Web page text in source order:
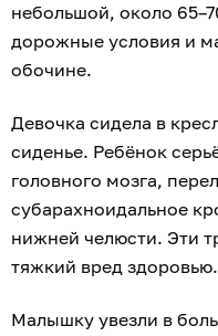
небольшой, около
дорожные условия и
обочине.
Девочка сидела в
сиденье. Ребёнок
головного мозга,
субарахноидальное
нижней челюсти. Эти
тяжкий вред здоровью.
Малышку увезли в